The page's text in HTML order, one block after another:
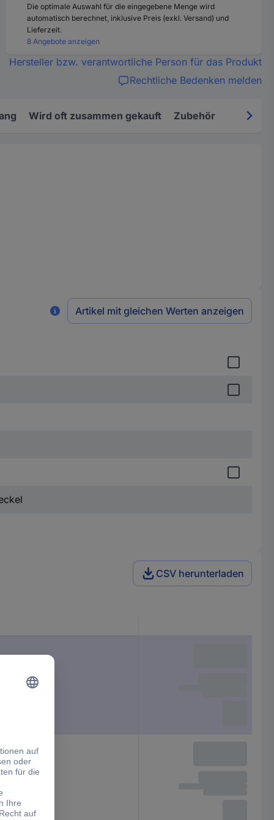
Die optimale Auswahl für die eingegebene Menge wird
automatisch berechnet, inklusive Preis (exkl. Versand) und
Lieferzeit.
8 Angebote anzeigen
Hersteller bzw. verantwortliche Person für das Produkt
Rechtliche Bedenken melden
Wird oft zusammen gekauft Zubehör
Artikel mit gleichen Werten anzeigen
CSV herunterladen